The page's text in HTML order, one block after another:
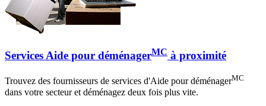
Services Aide pour déménagerMC à proximité
Trouvez des fournisseurs de services d'Aide pour déménagerMC
dans votre secteur et déménagez deux fois plus vite.